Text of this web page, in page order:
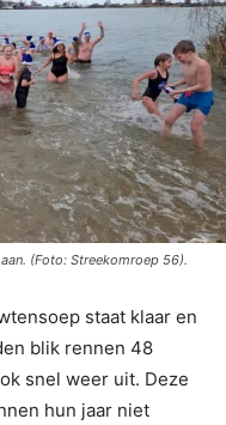
(Foto: Streekomroep 56).
staat klaar en
blik rennen 48
snel weer uit. Deze
hun jaar niet